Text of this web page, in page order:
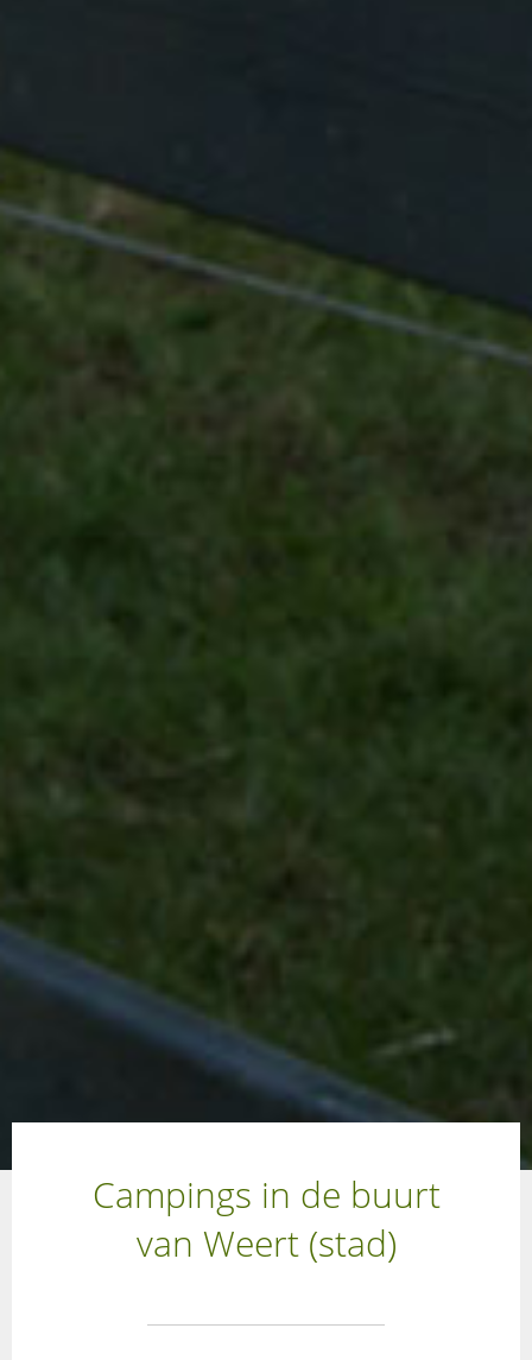
Campings in de buurt
van Weert (stad)